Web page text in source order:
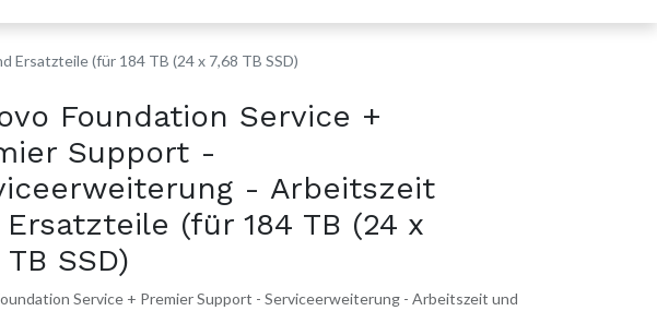
(für 184 TB (24 x 7,68 TB SSD)
Foundation Service +
Support -
- Arbeitszeit
(für 184 TB (24 x
SSD)
Service + Premier Support - Serviceerweiterung - Arbeitszeit und